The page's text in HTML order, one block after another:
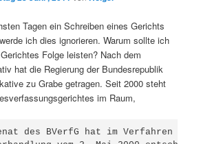
Tagen ein Schreiben eines Gerichts
ich dies ignorieren. Warum sollte ich
Folge leisten? Nach dem
hat die Regierung der Bundesrepublik
zu Grabe getragen. Seit 2000 steht
im Raum,
des BVerfG hat im Verfahren 2